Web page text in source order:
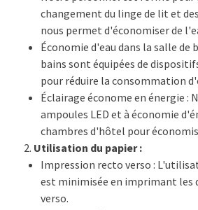
changement du linge de lit et
nous permet d'économiser de
Économie d'eau dans la salle de
bains sont équipées de
pour réduire la consommation
Éclairage économe en énergie :
ampoules LED et à économie
chambres d'hôtel pour
Utilisation du papier :
Impression recto verso :
est minimisée en imprimant les
verso.